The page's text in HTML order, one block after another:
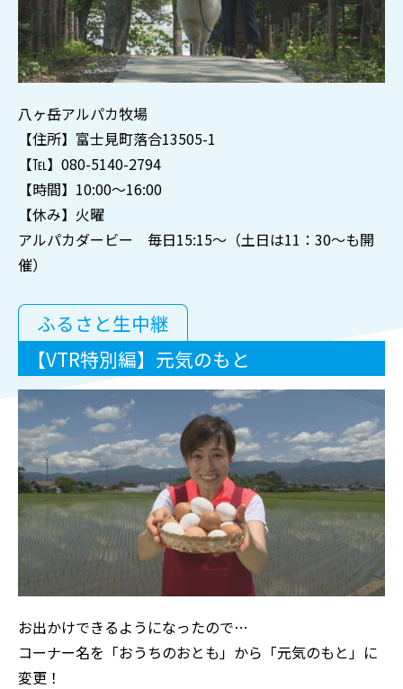
八ヶ岳アルパカ牧場
【住所】富士見町落合13505-1
【℡】080-5140-2794
【時間】10:00～16:00
【休み】火曜
アルパカダービー 毎日15:15～（土日は11：30～も開
催）
ふるさと生中継
【VTR特別編】元気のもと
お出かけできるようになったので…
コーナー名を「おうちのおとも」から「元気のもと」に
変更！